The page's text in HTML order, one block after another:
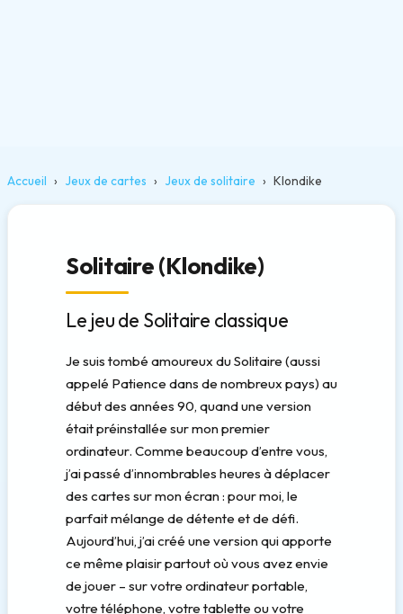
Accueil Jeux de cartes Jeux de solitaire Klondike
Solitaire (Klondike)
Le jeu de Solitaire classique
Je suis tombé amoureux du Solitaire (aussi
appelé Patience dans de nombreux pays) au
début des années 90, quand une version
était préinstallée sur mon premier
ordinateur. Comme beaucoup d’entre vous,
j’ai passé d’innombrables heures à déplacer
des cartes sur mon écran : pour moi, le
parfait mélange de détente et de défi.
Aujourd’hui, j’ai créé une version qui apporte
ce même plaisir partout où vous avez envie
de jouer – sur votre ordinateur portable,
votre téléphone, votre tablette ou votre